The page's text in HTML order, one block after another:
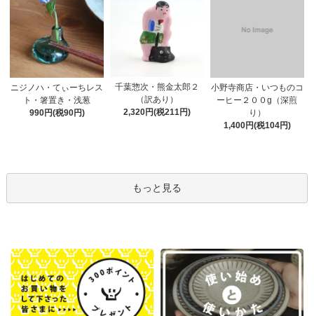
ニジノハ・てぃーちレス
ト・箸置き・浅葱
990円(税90円)
千葉惣次・熊金太郎２
（訳あり）
2,320円(税211円)
小野寺商店・いつものコ
ーヒー２００g（深煎
り）
1,400円(税104円)
もっと見る